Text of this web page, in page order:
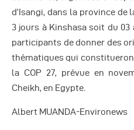
d’Isangi, dans la province de
3 jours à Kinshasa soit du
participants de donner des
thématiques qui
la COP 27, prévue en
Cheikh, en Egypte.
Albert MUANDA-Environews